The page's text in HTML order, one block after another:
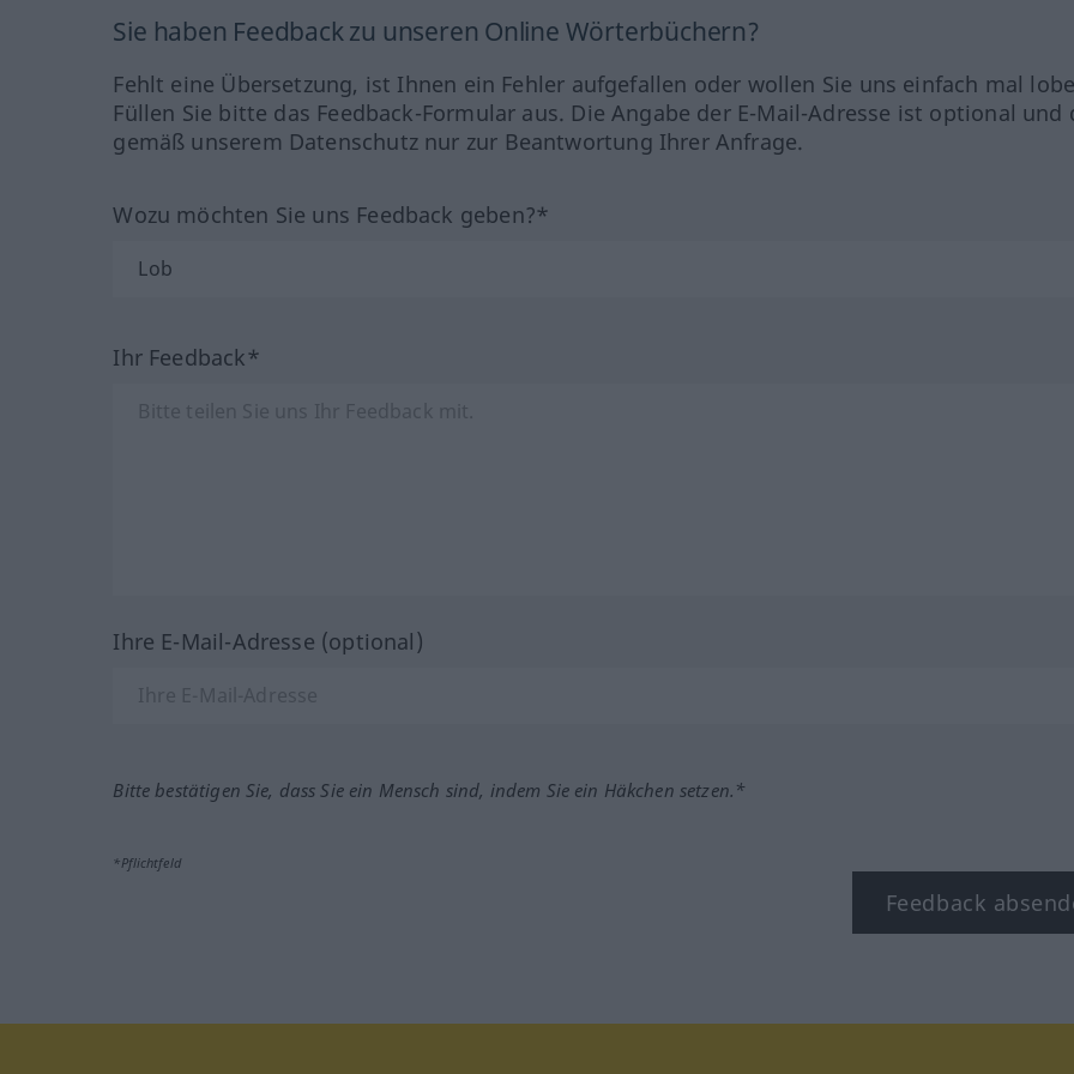
Sie haben Feedback zu unseren Online Wörterbüchern?
Fehlt eine Übersetzung, ist Ihnen ein Fehler aufgefallen oder wollen Sie uns einfach mal
Füllen Sie bitte das Feedback-Formular aus. Die Angabe der E-Mail-Adresse ist optional und
gemäß unserem Datenschutz nur zur Beantwortung Ihrer Anfrage.
Wozu möchten Sie uns Feedback geben?*
Ihr Feedback*
Ihre E-Mail-Adresse (optional)
Bitte bestätigen Sie, dass Sie ein Mensch sind, indem Sie ein Häkchen setzen.*
*Pflichtfeld
Feedback